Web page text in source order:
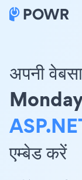
अपनी
एम्बेड करें